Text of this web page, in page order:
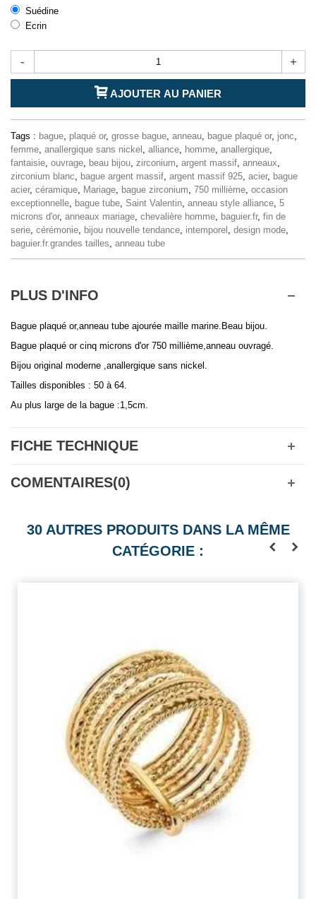
Suédine
Ecrin
- +
AJOUTER AU PANIER
Tags : bague, plaqué or, grosse bague, anneau, bague plaqué or, jonc,
femme, anallergique sans nickel , alliance, homme, anallergique,
fantaisie, ouvrage, beau bijou, zirconium, argent massif, anneaux,
zirconium blanc, bague argent massif, argent massif 925, acier, bague
acier, céramique, Mariage, bague zirconium, 750 millième, occasion
exceptionnelle, bague tube, Saint Valentin, anneau style alliance, 5
microns d'or, anneaux mariage, chevalière homme, baguier.fr, fin de
serie, cérémonie, bijou nouvelle tendance, intemporel , design mode,
baguier.fr.grandes tailles, anneau tube
PLUS D'INFO
Bague plaqué or,anneau tube ajourée maille marine.Beau bijou.
Bague plaqué or cinq microns d'or 750 millième,anneau ouvragé.
Bijou original moderne ,anallergique sans nickel.
Tailles disponibles : 50 à 64.
Au plus large de la bague :1,5cm.
FICHE TECHNIQUE
COMENTAIRES(0)
30 AUTRES PRODUITS DANS LA MÊME
CATÉGORIE :